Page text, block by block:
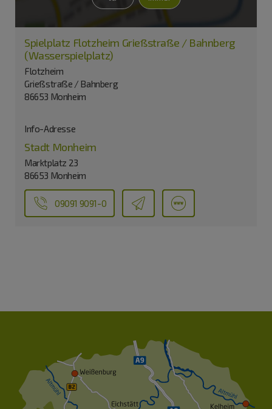
Spielplatz Flotzheim Grießstraße / Bahnberg
(Wasserspielplatz)
Flotzheim
Grießstraße / Bahnberg
86653 Monheim
Info-Adresse
Stadt Monheim
Marktplatz 23
86653 Monheim
09091 9091-0